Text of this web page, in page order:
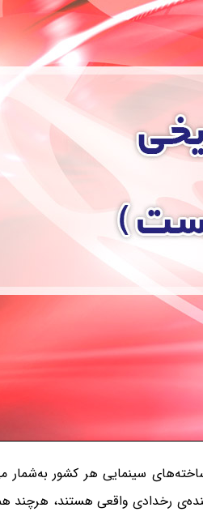
سینمایی هر کشور به‌شمار
رخدادی واقعی هستند،